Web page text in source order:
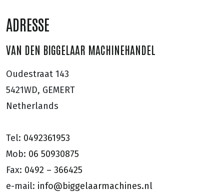
ADRESSE
VAN DEN BIGGELAAR MACHINEHANDEL
Oudestraat 143
5421WD, GEMERT
Netherlands
Tel: 0492361953
Mob: 06 50930875
Fax: 0492 – 366425
e-mail: info@biggelaarmachines.nl